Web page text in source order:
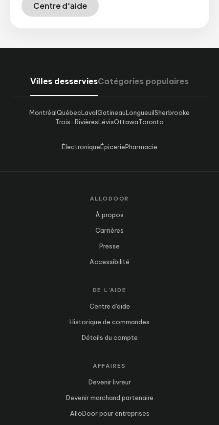
Centre d'aide
Villes desserviesCatégories populaires
MontréalQuébecLavalGatineauLongueuilSherbrooke
Trois-RivièresLévisOttawaToronto
ÉlectroniqueÉpiceriePharmacie
ALLODOOR
À propos
Carrières
Presse
Accessibilité
DE L'AIDE
Centre d'aide
Historique de commandes
Détails du compte
AFFAIRES
Devenir livreur
Devenir marchand partenaire
AlloDoor pour entreprises